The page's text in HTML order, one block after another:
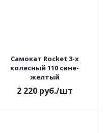
Самокат Rocket 3-х
колесный 110 сине-
желтый
2 220руб./шт